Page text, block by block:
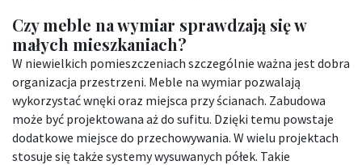
Czy meble na wymiar sprawdzają się w
małych mieszkaniach?
W niewielkich pomieszczeniach szczególnie ważna jest dobra
organizacja przestrzeni. Meble na wymiar pozwalają
wykorzystać wnęki oraz miejsca przy ścianach. Zabudowa
może być projektowana aż do sufitu. Dzięki temu powstaje
dodatkowe miejsce do przechowywania. W wielu projektach
stosuje się także systemy wysuwanych półek. Takie